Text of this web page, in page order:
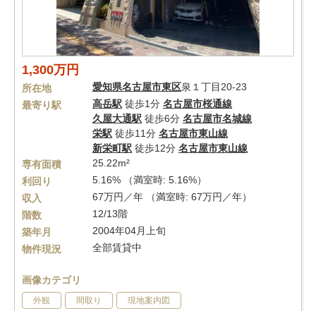
1,300万円
所在地 愛知県名古屋市東区泉１丁目20-23
最寄り駅
高岳駅 徒歩1分 名古屋市桜通線
久屋大通駅 徒歩6分 名古屋市名城線
栄駅 徒歩11分 名古屋市東山線
新栄町駅 徒歩12分 名古屋市東山線
専有面積
25.22m²
利回り
5.16% （満室時: 5.16%）
収入
67万円／年 （満室時: 67万円／年）
階数
12/13階
築年月
2004年04月上旬
物件現況
全部賃貸中
画像カテゴリ
外観 間取り 現地案内図